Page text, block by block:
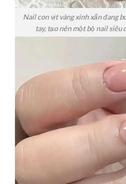
Nail con vịt vàng xinh xắn đang
tay, tạo nên một bộ nail siêu